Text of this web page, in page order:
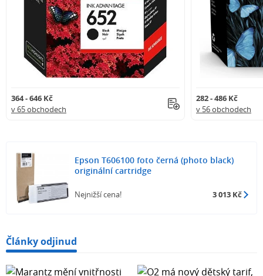
364 - 646 Kč
v 65 obchodech
282 - 486 Kč
v 56 obchodech
Epson T606100 foto černá (photo black)
originální cartridge
Nejnižší cena! 3 013 Kč
Články odjinud